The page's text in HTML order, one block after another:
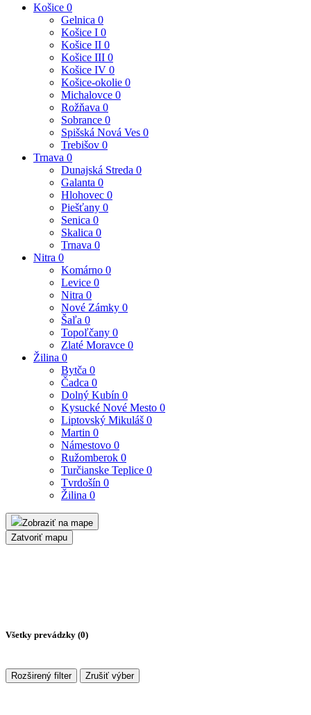
Košice 0
Gelnica 0
Košice I 0
Košice II 0
Košice III 0
Košice IV 0
Košice-okolie 0
Michalovce 0
Rožňava 0
Sobrance 0
Spišská Nová Ves 0
Trebišov 0
Trnava 0
Dunajská Streda 0
Galanta 0
Hlohovec 0
Piešťany 0
Senica 0
Skalica 0
Trnava 0
Nitra 0
Komárno 0
Levice 0
Nitra 0
Nové Zámky 0
Šaľa 0
Topoľčany 0
Zlaté Moravce 0
Žilina 0
Bytča 0
Čadca 0
Dolný Kubín 0
Kysucké Nové Mesto 0
Liptovský Mikuláš 0
Martin 0
Námestovo 0
Ružomberok 0
Turčianske Teplice 0
Tvrdošín 0
Žilina 0
Zobraziť na mape
Zatvoriť mapu
Všetky prevádzky (0)
Rozširený filter Zrušiť výber